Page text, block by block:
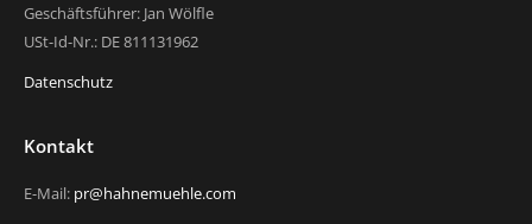
Geschäftsführer: Jan Wölfle
USt-Id-Nr.: DE 811131962
Datenschutz
Kontakt
E-Mail: pr@hahnemuehle.com